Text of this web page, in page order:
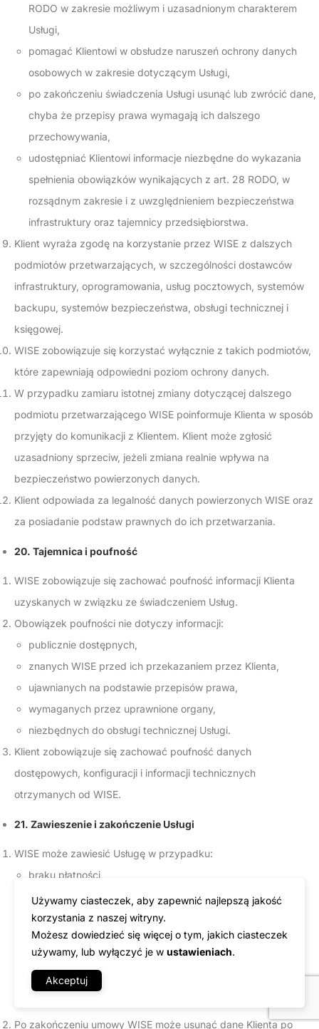
RODO w zakresie możliwym i uzasadnionym charakterem
Usługi,
pomagać Klientowi w obsłudze naruszeń ochrony danych
osobowych w zakresie dotyczącym Usługi,
po zakończeniu świadczenia Usługi usunąć lub zwrócić dane,
chyba że przepisy prawa wymagają ich dalszego
przechowywania,
udostępniać Klientowi informacje niezbędne do wykazania
spełnienia obowiązków wynikających z art. 28 RODO, w
rozsądnym zakresie i z uwzględnieniem bezpieczeństwa
infrastruktury oraz tajemnicy przedsiębiorstwa.
Klient wyraża zgodę na korzystanie przez WISE z dalszych
podmiotów przetwarzających, w szczególności dostawców
infrastruktury, oprogramowania, usług pocztowych, systemów
backupu, systemów bezpieczeństwa, obsługi technicznej i
księgowej.
WISE zobowiązuje się korzystać wyłącznie z takich podmiotów,
które zapewniają odpowiedni poziom ochrony danych.
W przypadku zamiaru istotnej zmiany dotyczącej dalszego
podmiotu przetwarzającego WISE poinformuje Klienta w sposób
przyjęty do komunikacji z Klientem. Klient może zgłosić
uzasadniony sprzeciw, jeżeli zmiana realnie wpływa na
bezpieczeństwo powierzonych danych.
Klient odpowiada za legalność danych powierzonych WISE oraz
za posiadanie podstaw prawnych do ich przetwarzania.
20. Tajemnica i poufność
WISE zobowiązuje się zachować poufność informacji Klienta
uzyskanych w związku ze świadczeniem Usług.
Obowiązek poufności nie dotyczy informacji:
publicznie dostępnych,
znanych WISE przed ich przekazaniem przez Klienta,
ujawnianych na podstawie przepisów prawa,
wymaganych przez uprawnione organy,
niezbędnych do obsługi technicznej Usługi.
Klient zobowiązuje się zachować poufność danych
dostępowych, konfiguracji i informacji technicznych
otrzymanych od WISE.
21. Zawieszenie i zakończenie Usługi
WISE może zawiesić Usługę w przypadku:
braku płatności,
naruszenia Regulaminu,
zagrożenia bezpieczeństwa,
otrzymania wiarygodnego zgłoszenia nadużycia,
żądania uprawnionego organu,
działania Klienta na szkodę WISE, innych klientów lub osób
Po zakończeniu umowy WISE może usunąć dane Klienta po
Używamy ciasteczek, aby zapewnić najlepszą jakość
korzystania z naszej witryny.
Możesz dowiedzieć się więcej o tym, jakich ciasteczek
używamy, lub wyłączyć je w ustawieniach.
Akceptuj